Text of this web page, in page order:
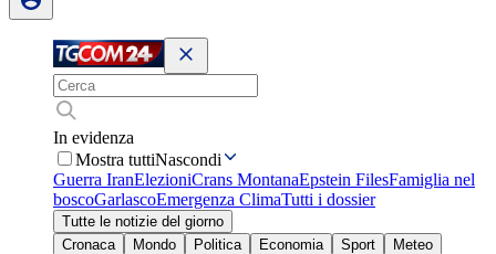
In evidenza
Mostra tuttiNascondi
Guerra IranElezioniCrans MontanaEpstein FilesFamiglia nel
boscoGarlascoEmergenza ClimaTutti i dossier
Tutte le notizie del giorno
Cronaca
Mondo Politica Economia Sport
Meteo